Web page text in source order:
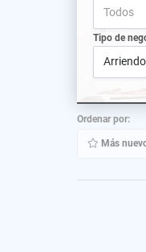
Todos
Tipo de
Arriendo
Ordenar por:
Más